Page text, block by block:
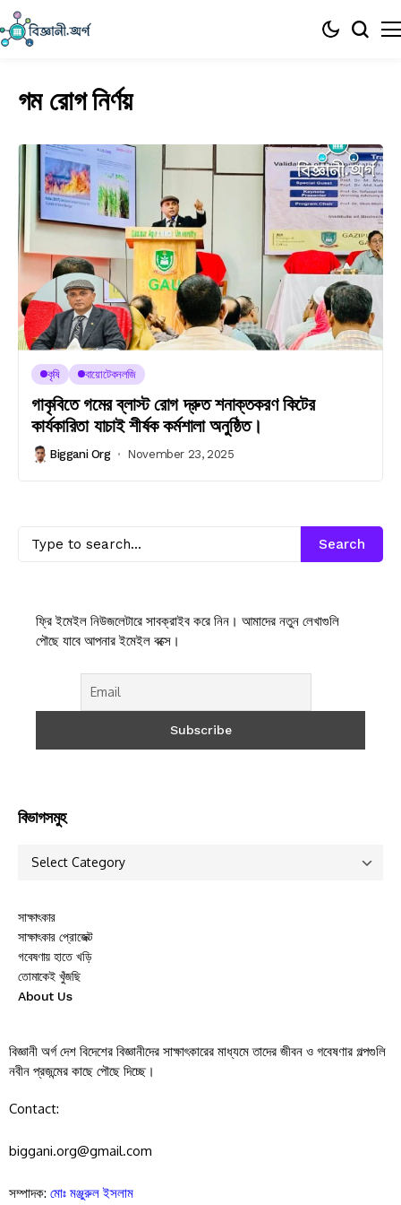
গম রোগ নির্ণয়
কৃষি বায়োটেকনলজি
গাকৃবিতে গমের ব্লাস্ট রোগ দ্রুত শনাক্তকরণ কিটের
কার্যকারিতা যাচাই শীর্ষক কর্মশালা অনুষ্ঠিত।
Biggani Org November 23, 2025
Search
ফ্রি ইমেইল নিউজলেটারে সাবক্রাইব করে নিন। আমাদের নতুন লেখাগুলি
পৌছে যাবে আপনার ইমেইল বক্সে।
বিভাগসমুহ
সাক্ষাৎকার
সাক্ষাৎকার প্রোজেক্ট
গবেষণায় হাতে খড়ি
তোমাকেই খুঁজছি
About Us
বিজ্ঞানী অর্গ দেশ বিদেশের বিজ্ঞানীদের সাক্ষাৎকারের মাধ্যমে তাদের জীবন ও গবেষণার গল্পগুলি
নবীন প্রজন্মের কাছে পৌছে দিচ্ছে।
Contact:
biggani.org@gmail.com
সম্পাদক: মোঃ মঞ্জুরুল ইসলাম